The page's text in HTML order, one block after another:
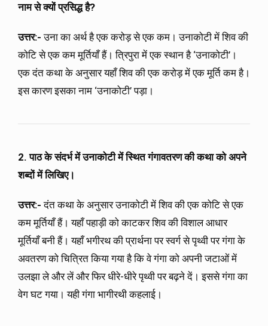
नाम से क्यों प्रसिद्ध है?
उत्तर:-उना का अर्थ है एक करोड़ से एक कम। उनाकोटी में शिव की
कोटि से एक कम मूर्तियाँ हैं। त्रिपुरा में एक स्थान है ‘उनाकोटी’।
एक दंत कथा के अनुसार यहाँ शिव की एक करोड़ में एक मूर्ति कम है।
इस कारण इसका नाम ‘उनाकोटी’ पड़ा।
2. पाठ के संदर्भ में उनाकोटी में स्थित गंगावतरण की कथा को अपने
शब्दों में लिखिए।
उत्तर:-दंत कथा के अनुसार उनाकोटी में शिव की एक कोटि से एक
कम मूर्तियाँ हैं। यहाँ पहाड़ी को काटकर शिव की विशाल आधार
मूर्तियाँ बनी हैं। यहाँ भगीरथ की प्रार्थना पर स्वर्ग से पृथ्वी पर गंगा के
अवतरण को चित्रित किया गया है कि वे गंगा को अपनी जटाओं में
उलझा ले और लें और फिर धीरे-धीरे पृथ्वी पर बढ़ने दें। इससे गंगा का
वेग घट गया। यही गंगा भागीरथी कहलाई।